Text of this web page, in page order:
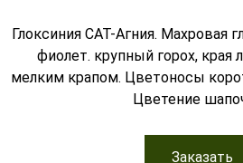
Глоксиния САТ-Агния. Махровая
фиолет. крупный горох, края
мелким крапом. Цветоносы
Цветение
Заказать